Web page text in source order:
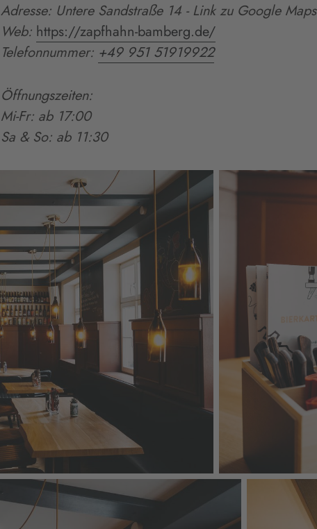
Adresse: Untere Sandstraße 14 - Link zu Google Maps
Web: https://zapfhahn-bamberg.de/
Telefonnummer: +49 951 51919922
Öffnungszeiten:
Mi-Fr: ab 17:00
Sa & So: ab 11:30